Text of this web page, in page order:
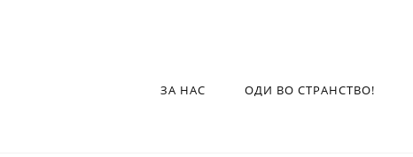
ЗА НАС ОДИ ВО СТРАНСТВО!